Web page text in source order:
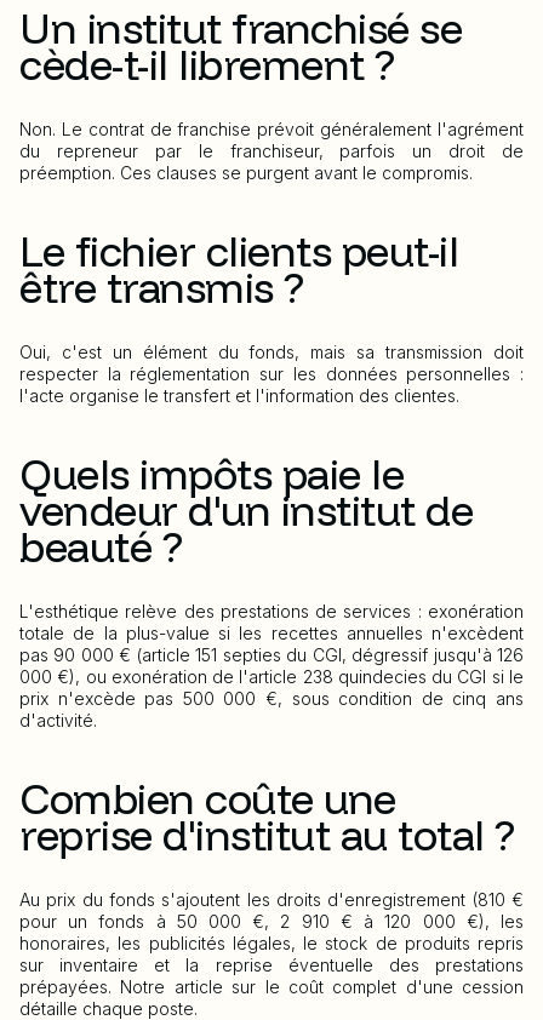
Un institut franchisé se
cède-t-il librement ?
Non. Le contrat de franchise prévoit généralement l'agrément
du repreneur par le franchiseur, parfois un droit de
préemption. Ces clauses se purgent avant le compromis.
Le fichier clients peut-il
être transmis ?
Oui, c'est un élément du fonds, mais sa transmission doit
respecter la réglementation sur les données personnelles :
l'acte organise le transfert et l'information des clientes.
Quels impôts paie le
vendeur d'un institut de
beauté ?
L'esthétique relève des prestations de services : exonération
totale de la plus-value si les recettes annuelles n'excèdent
pas 90 000 € (article 151 septies du CGI, dégressif jusqu'à 126
000 €), ou exonération de l'article 238 quindecies du CGI si le
prix n'excède pas 500 000 €, sous condition de cinq ans
d'activité.
Combien coûte une
reprise d'institut au total ?
Au prix du fonds s'ajoutent les droits d'enregistrement (810 €
pour un fonds à 50 000 €, 2 910 € à 120 000 €), les
honoraires, les publicités légales, le stock de produits repris
sur inventaire et la reprise éventuelle des prestations
prépayées. Notre article sur le coût complet d'une cession
détaille chaque poste.